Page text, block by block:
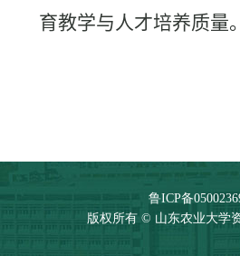
育教学与人才培养质量。
鲁ICP备
版权所有 © 山东农业大学